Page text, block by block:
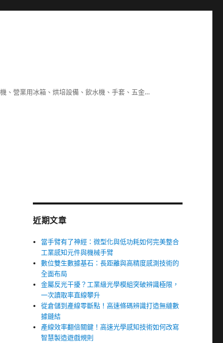
、營業用冰箱、烘培設備、飲水機、手套、五金…
近期文章
當手臂有了神經：微型化與低功耗如何完美整合
工業感知元件與機械手臂
數位雙生數據基石：長距離與高精度感測技術的
全面布局
金屬反光干擾？工業級光學模組突破辨識極限，
一次讀取率直線攀升
從倉儲到產線零斷點！高速條碼辨識打造無縫數
據鏈結
產線效率翻倍關鍵！高速光學感知技術如何改寫
智慧製造遊戲規則